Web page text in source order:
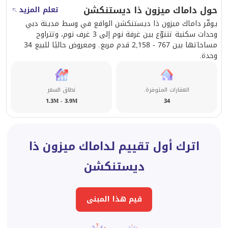
حول داماك ميزون ذا ديستنكشن
تعلم المزيد
يوفّر داماك ميزون ذا ديستنكشن الواقع في وسط مدينة دبي
وحدات سكنية تتنوّع بين غرفة نوم إلى 3 غرف نوم، وتتراوح
مساحاتها بين 767 - 2,158 قدم مربع. ومعروض حاليًا للبيع 34
وحدة.
العقارات المتوفرة.
34
نطاق السعر
1.3M - 3.9M
اترك أول تقييم لداماك ميزون ذا
ديستنكشن
قيم هذا المبنى